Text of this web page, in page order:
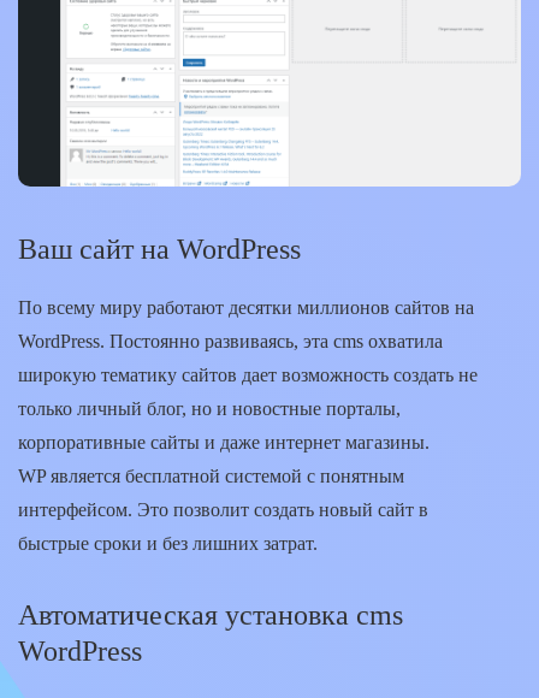
Ваш сайт на WordPress
По всему миру работают десятки миллионов сайтов на
WordPress. Постоянно развиваясь, эта cms охватила
широкую тематику сайтов дает возможность создать не
только личный блог, но и новостные порталы,
корпоративные сайты и даже интернет магазины.
WP является бесплатной системой с понятным
интерфейсом. Это позволит создать новый сайт в
быстрые сроки и без лишних затрат.
Автоматическая установка cms
WordPress